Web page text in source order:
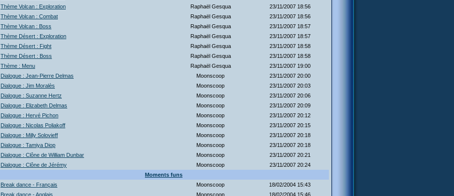
Thème Volcan : Exploration
Raphaël Gesqua
23/11/2007 18:56
Thème Volcan : Combat
Raphaël Gesqua
23/11/2007 18:56
Thème Volcan : Boss
Raphaël Gesqua
23/11/2007 18:57
Thème Désert : Exploration
Raphaël Gesqua
23/11/2007 18:57
Thème Désert : Fight
Raphaël Gesqua
23/11/2007 18:58
Thème Désert : Boss
Raphaël Gesqua
23/11/2007 18:58
Thème : Menu
Raphaël Gesqua
23/11/2007 19:00
Dialogue : Jean-Pierre Delmas
Moonscoop
23/11/2007 20:00
Dialogue : Jim Moralès
Moonscoop
23/11/2007 20:03
Dialogue : Suzanne Hertz
Moonscoop
23/11/2007 20:06
Dialogue : Elizabeth Delmas
Moonscoop
23/11/2007 20:09
Dialogue : Hervé Pichon
Moonscoop
23/11/2007 20:12
Dialogue : Nicolas Poliakoff
Moonscoop
23/11/2007 20:15
Dialogue : Milly Solovieff
Moonscoop
23/11/2007 20:18
Dialogue : Tamiya Diop
Moonscoop
23/11/2007 20:18
Dialogue : Clône de William Dunbar
Moonscoop
23/11/2007 20:21
Dialogue : Clône de Jérémy
Moonscoop
23/11/2007 20:24
Moments funs
Break dance - Français
Moonscoop
18/02/2004 15:43
Break dance - Anglais
Moonscoop 18/02/2004 15:46